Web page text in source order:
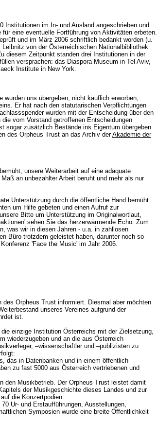
Institutionen im In- und Ausland angeschrieben und
eine eventuelle Fortführung von Aktivitäten erbeten.
und im März 2006 schriftlich bedankt worden (u.
von der Österreichischen Nationalbibliothek
diesem Zeitpunkt standen drei Institutionen in der
versprachen: das Diaspora-Museum in Tel Aviv,
Institute in New York.
wurden uns übergeben, nicht käuflich erworben,
Er hat nach den statutarischen Verpflichtungen
wurden mit der Entscheidung über den
vom Vorstand getroffenen Entscheidungen
sogar zusätzlich Bestände ins Eigentum übergeben
des Orpheus Trust an das Archiv derAkademie der
unsere Weiterarbeit auf eine adäquate
an unbezahlter Arbeit beruht und mehr als nur
Unterstützung durch die öffentliche Hand bemüht.
um Hilfe gebeten und einen Aufruf zur
Bitte um Unterstützung im Originalwortlaut,
sehen Sie das herzerwärmende Echo. Zum
was wir in diesen Jahren - u.a. in zahllosen
Büro trotzdem geleistet haben, darunter noch so
'Face the Music' im Jahr 2006.
Orpheus Trust informiert. Diesmal aber möchten
unseres Vereines aufgrund der
ist.
einzige Institution Österreichs mit der Zielsetzung,
wiederzugeben und an die aus Österreich
–wissenschaftler und –publizisten zu
das in Datenbanken und in einem öffentlich
zu fast 5000 aus Österreich vertriebenen und
den Musikbetrieb. Der Orpheus Trust leistet damit
der Musikgeschichte dieses Landes und zur
die Konzertpodien.
Ur- und Erstaufführungen, Ausstellungen,
Symposien wurde eine breite Öffentlichkeit